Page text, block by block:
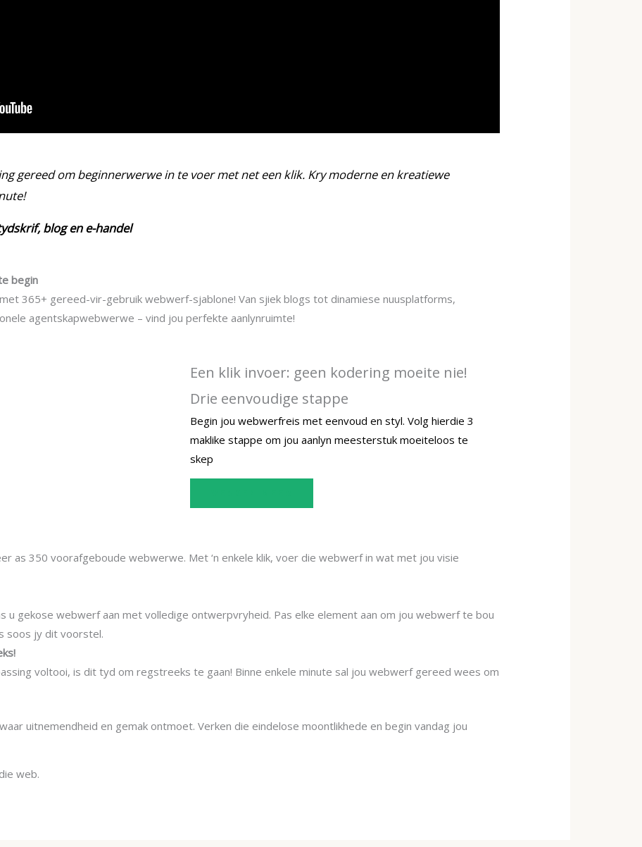
gereed om beginnerwerwe in te voer met net een klik. Kry moderne en kreatiewe
blog en e-handel
begin
365+ gereed-vir-gebruik webwerf-sjablone! Van sjiek blogs tot dinamiese nuusplatforms,
agentskapwebwerwe – vind jou perfekte aanlynruimte!
Een klik invoer: geen kodering moeite nie!
Drie eenvoudige stappe
Begin jou webwerfreis met eenvoud en styl. Volg hierdie 3
maklike stappe om jou aanlyn meesterstuk moeiteloos te
skep
as 350 voorafgeboude webwerwe. Met ‘n enkele klik, voer die webwerf in wat met jou visie
u gekose webwerf aan met volledige ontwerpvryheid. Pas elke element aan om jou webwerf te bou
soos jy dit voorstel.
voltooi, is dit tyd om regstreeks te gaan! Binne enkele minute sal jou webwerf gereed wees om
uitnemendheid en gemak ontmoet. Verken die eindelose moontlikhede en begin vandag jou
web.